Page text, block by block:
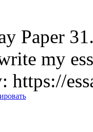
Paper
my
https://